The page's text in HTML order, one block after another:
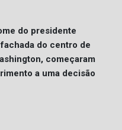
do presidente
do centro de
começaram
a uma decisão